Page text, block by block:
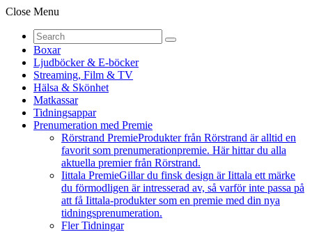
Close Menu
Boxar
Ljudböcker & E-böcker
Streaming, Film & TV
Hälsa & Skönhet
Matkassar
Tidningsappar
Prenumeration med Premie
Rörstrand PremieProdukter från Rörstrand är alltid en
favorit som prenumerationpremie. Här hittar du alla
aktuella premier från Rörstrand.
Iittala PremieGillar du finsk design är Iittala ett märke
du förmodligen är intresserad av, så varför inte passa på
att få Iittala-produkter som en premie med din nya
tidningsprenumeration.
Fler Tidningar